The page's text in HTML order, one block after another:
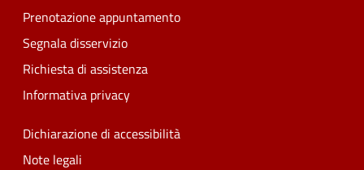
Prenotazione appuntamento
Segnala disservizio
Richiesta di assistenza
Informativa privacy
Dichiarazione di accessibilità
Note legali